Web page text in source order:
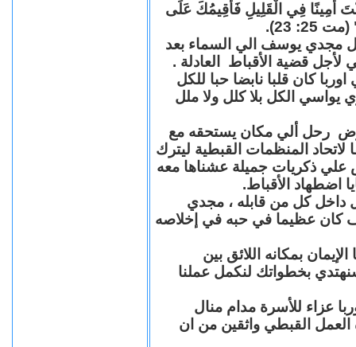
أَمِينًا فِي الْقَلِيلِ فَأُقِيمُكَ عَلَى
23).
مجدي يوسف الي السماء بعد
قضية الأقباط العادلة .
كان قلبا نابضا حبا للكل
يواسي الكل بلا كلل ولا ملل
رحل ألي مكان يستحقه مع
المنظمات القبطية ليترك
علي ذكريات جميلة عشناها معه
اضطهاد الأقباط.
داخل كل من قابله ، مجدي
عظيما في حبه في إخلاصه
بمكانه اللائق بين
بخطواتك لنكمل عملنا
عزاء للأسرة مدام منال
العمل القبطي واثقين من ان